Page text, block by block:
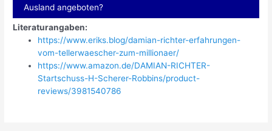
Ausland angeboten?
Literaturangaben:
https://www.eriks.blog/damian-richter-erfahrungen-
vom-tellerwaescher-zum-millionaer/
https://www.amazon.de/DAMIAN-RICHTER-
Startschuss-H-Scherer-Robbins/product-
reviews/3981540786